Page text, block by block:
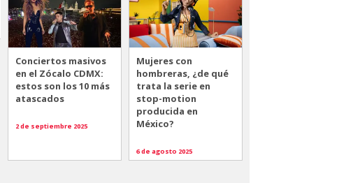
Conciertos masivos
en el Zócalo CDMX:
estos son los 10 más
atascados
2 de septiembre 2025
Mujeres con
hombreras, ¿de qué
trata la serie en
stop-motion
producida en
México?
6 de agosto 2025